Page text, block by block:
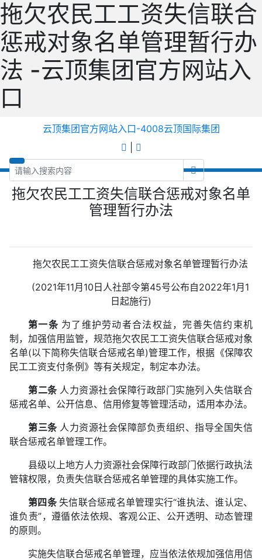
拖欠农民工工资失信联合
惩戒对象名单管理暂行办
法 -云顶集团官方网站入
口
云顶集团官方网站入口-4008云顶国际集团
拖欠农民工工资失信联合惩戒对象名单
管理暂行办法
拖欠农民工工资失信联合惩戒对象名单管理暂行办法
(2021年11月10日人社部令第45号公布自2022年1月1
日起施行)
第一条 为了维护劳动者合法权益，完善失信约束机
制，加强信用监管，规范拖欠农民工工资失信联合惩戒对象
名单(以下简称失信联合惩戒名单)管理工作，根据《保障农
民工工资支付条例》等有关规定，制定本办法。
第二条 人力资源社会保障行政部门实施列入失信联合
惩戒名单、公开信息、信用修复等管理活动，适用本办法。
第三条 人力资源社会保障部负责组织、指导全国失信
联合惩戒名单管理工作。
县级以上地方人力资源社会保障行政部门依据行政执法
管辖权限，负责失信联合惩戒名单管理的具体实施工作。
第四条失信联合惩戒名单管理实行“谁执法、谁认定、
谁负责”，遵循依法依规、客观公正、公开透明、动态管理
的原则。
实施失信联合惩戒名单管理，应当依法依规加强信用信